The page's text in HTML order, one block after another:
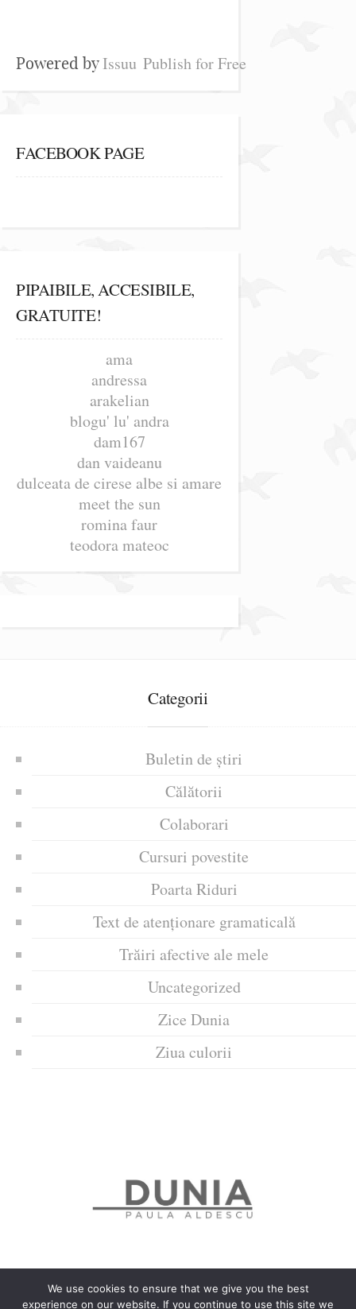
Powered byIssuu Publish for Free
FACEBOOK PAGE
PIPAIBILE, ACCESIBILE,
GRATUITE!
ama
andressa
arakelian
blogu' lu' andra
dam167
dan vaideanu
dulceata de cirese albe si amare
meet the sun
romina faur
teodora mateoc
Categorii
Buletin de știri
Călătorii
Colaborari
Cursuri povestite
Poarta Riduri
Text de atenționare gramaticală
Trăiri afective ale mele
Uncategorized
Zice Dunia
Ziua culorii
We use cookies to ensure that we give you the best
experience on our website. If you continue to use this site we